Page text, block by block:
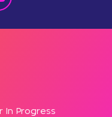
In Progress